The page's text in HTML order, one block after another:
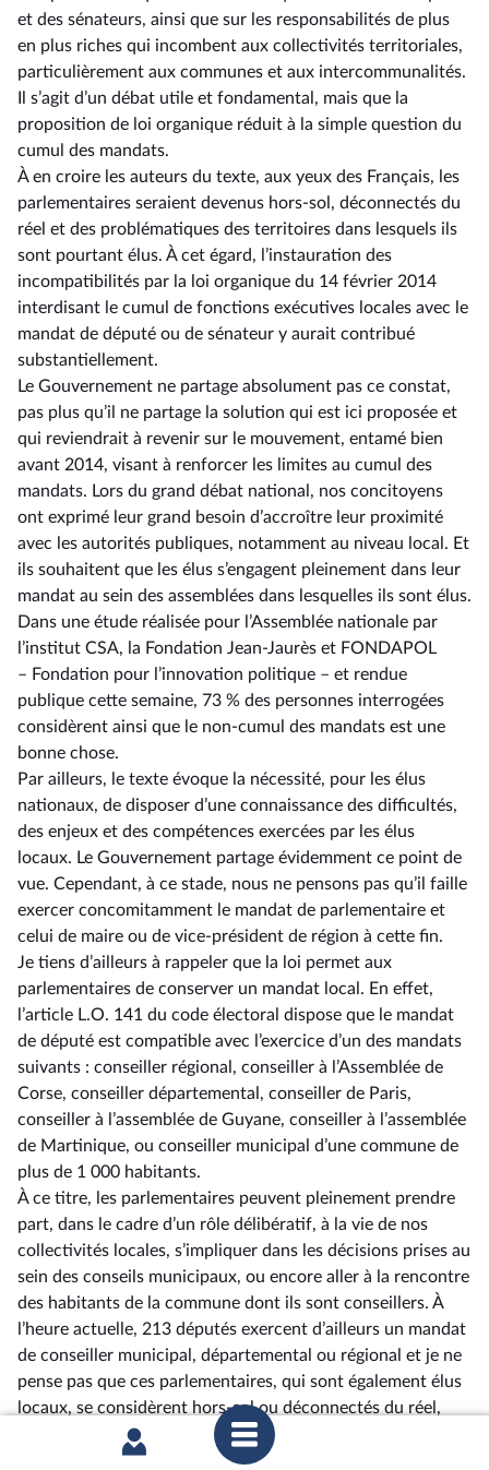
et des sénateurs, ainsi que sur les responsabilités de plus
en plus riches qui incombent aux collectivités territoriales,
particulièrement aux communes et aux intercommunalités.
Il s’agit d’un débat utile et fondamental, mais que la
proposition de loi organique réduit à la simple question du
cumul des mandats.
À en croire les auteurs du texte, aux yeux des Français, les
parlementaires seraient devenus hors-sol, déconnectés du
réel et des problématiques des territoires dans lesquels ils
sont pourtant élus. À cet égard, l’instauration des
incompatibilités par la loi organique du 14 février 2014
interdisant le cumul de fonctions exécutives locales avec le
mandat de député ou de sénateur y aurait contribué
substantiellement.
Le Gouvernement ne partage absolument pas ce constat,
pas plus qu’il ne partage la solution qui est ici proposée et
qui reviendrait à revenir sur le mouvement, entamé bien
avant 2014, visant à renforcer les limites au cumul des
mandats. Lors du grand débat national, nos concitoyens
ont exprimé leur grand besoin d’accroître leur proximité
avec les autorités publiques, notamment au niveau local. Et
ils souhaitent que les élus s’engagent pleinement dans leur
mandat au sein des assemblées dans lesquelles ils sont élus.
Dans une étude réalisée pour l’Assemblée nationale par
l’institut CSA, la Fondation Jean-Jaurès et FONDAPOL
–⁠ Fondation pour l’innovation politique – et rendue
publique cette semaine, 73 % des personnes interrogées
considèrent ainsi que le non-cumul des mandats est une
bonne chose.
Par ailleurs, le texte évoque la nécessité, pour les élus
nationaux, de disposer d’une connaissance des difficultés,
des enjeux et des compétences exercées par les élus
locaux. Le Gouvernement partage évidemment ce point de
vue. Cependant, à ce stade, nous ne pensons pas qu’il faille
exercer concomitamment le mandat de parlementaire et
celui de maire ou de vice-président de région à cette fin.
Je tiens d’ailleurs à rappeler que la loi permet aux
parlementaires de conserver un mandat local. En effet,
l’article L.O. 141 du code électoral dispose que le mandat
de député est compatible avec l’exercice d’un des mandats
suivants : conseiller régional, conseiller à l’Assemblée de
Corse, conseiller départemental, conseiller de Paris,
conseiller à l’assemblée de Guyane, conseiller à l’assemblée
de Martinique, ou conseiller municipal d’une commune de
plus de 1 000 habitants.
À ce titre, les parlementaires peuvent pleinement prendre
part, dans le cadre d’un rôle délibératif, à la vie de nos
collectivités locales, s’impliquer dans les décisions prises au
sein des conseils municipaux, ou encore aller à la rencontre
des habitants de la commune dont ils sont conseillers. À
l’heure actuelle, 213 députés exercent d’ailleurs un mandat
de conseiller municipal, départemental ou régional et je ne
pense pas que ces parlementaires, qui sont également élus
locaux, se considèrent hors-sol ou déconnectés du réel,
comme l’indique l’avant-propos de la proposition de loi